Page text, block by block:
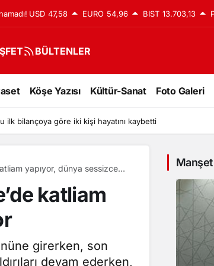
USD 47,58 EURO 54,96 BIST 13.703,13
BÜLTENLER
Köşe Yazısı Kültür-Sanat Foto Galeri
ilk bilançoya göre iki kişi hayatını kaybetti
yapıyor, dünya sessizce
katliam
girerken, son
devam ederken,
Manşet